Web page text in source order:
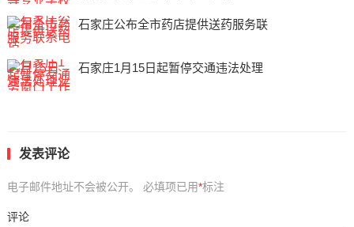
石家庄公布全市药店提供送药服务联
石家庄1月15日起暂停交通违法处理
发表评论
电子邮件地址不会被公开。 必填项已用*标注
评论